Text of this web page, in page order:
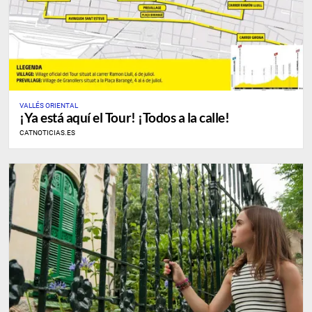
VALLÉS ORIENTAL
¡Ya está aquí el Tour! ¡Todos a la calle!
CATNOTICIAS.ES